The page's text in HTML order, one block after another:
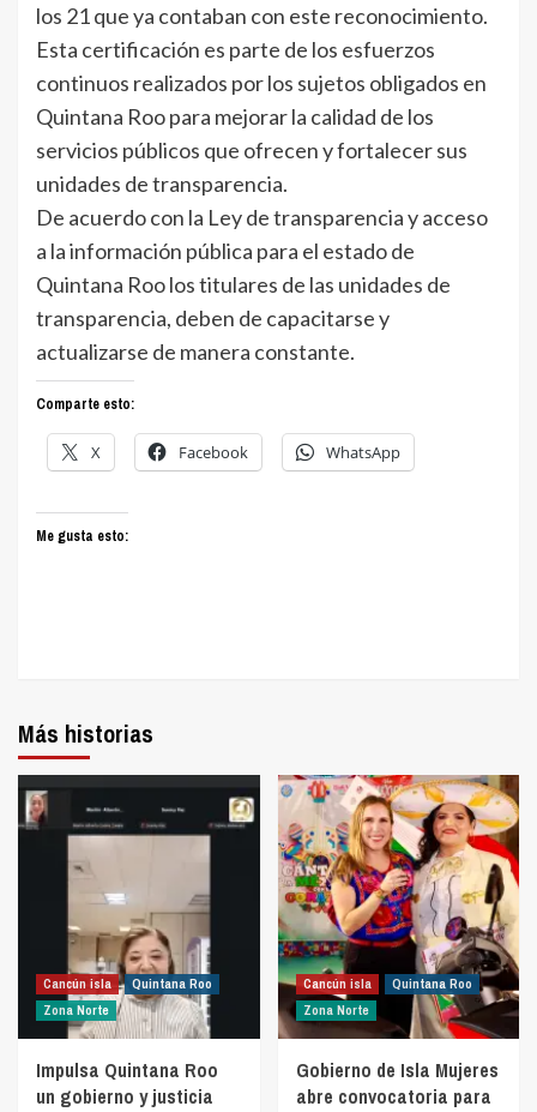
los 21 que ya contaban con este reconocimiento.
Esta certificación es parte de los esfuerzos
continuos realizados por los sujetos obligados en
Quintana Roo para mejorar la calidad de los
servicios públicos que ofrecen y fortalecer sus
unidades de transparencia.
De acuerdo con la Ley de transparencia y acceso
a la información pública para el estado de
Quintana Roo los titulares de las unidades de
transparencia, deben de capacitarse y
actualizarse de manera constante.
Comparte esto:
X Facebook WhatsApp
Me gusta esto:
Más historias
Cancún isla
Quintana Roo
Zona Norte
Impulsa Quintana Roo
un gobierno y justicia
Cancún isla
Quintana Roo
Zona Norte
Gobierno de Isla Mujeres
abre convocatoria para